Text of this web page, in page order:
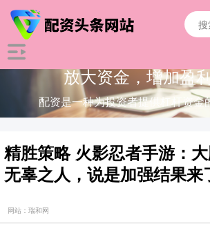
放大资金，增加盈
配资是一种为投资者提供杠杆资金
精胜策略 火影忍者手游：
无辜之人，说是加强结果来
网站：瑞和网